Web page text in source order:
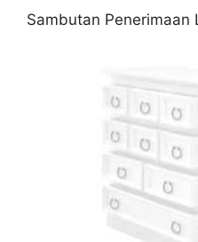
Sambutan Penerimaan